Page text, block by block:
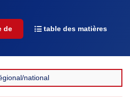
de table des matières